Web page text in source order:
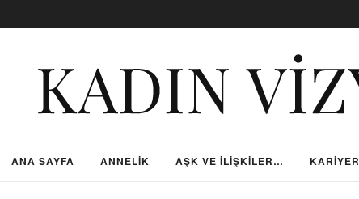
ANA SAYFA ANNELIK AŞK VE İLIŞKILER… KARIYER